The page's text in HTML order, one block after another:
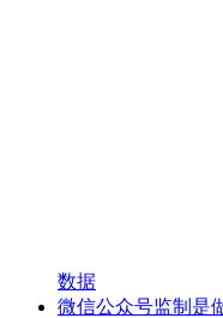
数据
微信公众号监制是